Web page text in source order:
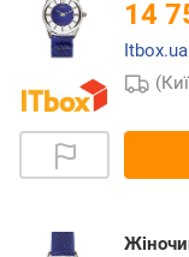
14
Itbox.ua